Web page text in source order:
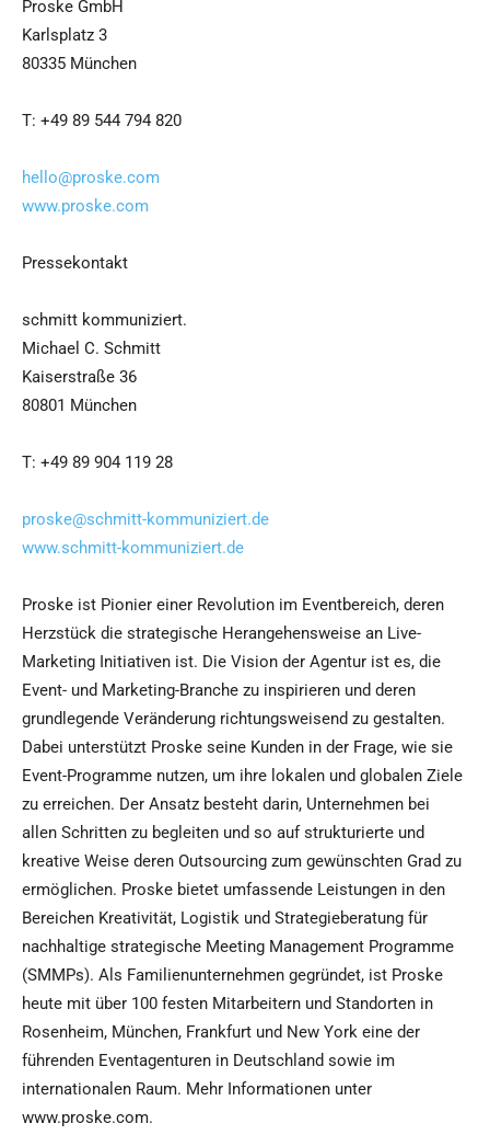
Proske GmbH
Karlsplatz 3
80335 München
T: +49 89 544 794 820
hello@proske.com
www.proske.com
Pressekontakt
schmitt kommuniziert.
Michael C. Schmitt
Kaiserstraße 36
80801 München
T: +49 89 904 119 28
proske@schmitt-kommuniziert.de
www.schmitt-kommuniziert.de
Proske ist Pionier einer Revolution im Eventbereich, deren
Herzstück die strategische Herangehensweise an Live-
Marketing Initiativen ist. Die Vision der Agentur ist es, die
Event- und Marketing-Branche zu inspirieren und deren
grundlegende Veränderung richtungsweisend zu gestalten.
Dabei unterstützt Proske seine Kunden in der Frage, wie sie
Event-Programme nutzen, um ihre lokalen und globalen Ziele
zu erreichen. Der Ansatz besteht darin, Unternehmen bei
allen Schritten zu begleiten und so auf strukturierte und
kreative Weise deren Outsourcing zum gewünschten Grad zu
ermöglichen. Proske bietet umfassende Leistungen in den
Bereichen Kreativität, Logistik und Strategieberatung für
nachhaltige strategische Meeting Management Programme
(SMMPs). Als Familienunternehmen gegründet, ist Proske
heute mit über 100 festen Mitarbeitern und Standorten in
Rosenheim, München, Frankfurt und New York eine der
führenden Eventagenturen in Deutschland sowie im
internationalen Raum. Mehr Informationen unter
www.proske.com.